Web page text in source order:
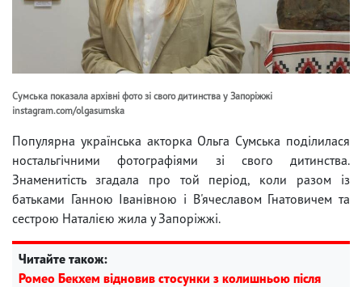
Сумська показала архівні фото зі свого дитинства у Запоріжжі
instagram.com/olgasumska
Популярна українська акторка Ольга Сумська поділилася
ностальгічними фотографіями зі свого дитинства.
Знаменитість згадала про той період, коли разом із
батьками Ганною Іванівною і В'ячеславом Гнатовичем та
сестрою Наталією жила у Запоріжжі.
Читайте також:
Ромео Бекхем відновив стосунки з колишньою після